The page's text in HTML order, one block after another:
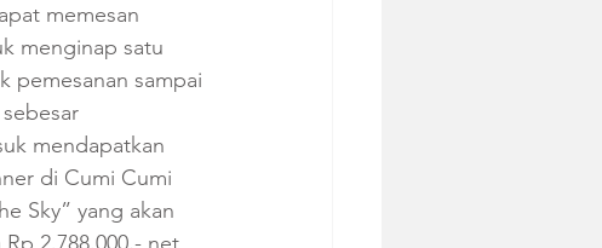
memesan
menginap satu
pemesanan sampai
mendapatkan
di Cumi Cumi
Sky” yang akan